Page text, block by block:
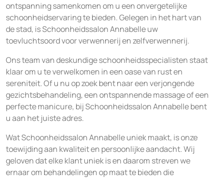
ontspanning samenkomen om u een onvergetelijke
schoonheidservaring te bieden. Gelegen in het hart van
de stad, is Schoonheidssalon Annabelle uw
toevluchtsoord voor verwennerij en zelfverwennerij.
Ons team van deskundige schoonheidsspecialisten staat
klaar om u te verwelkomen in een oase van rust en
sereniteit. Of u nu op zoek bent naar een verjongende
gezichtsbehandeling, een ontspannende massage of een
perfecte manicure, bij Schoonheidssalon Annabelle bent
u aan het juiste adres.
Wat Schoonheidssalon Annabelle uniek maakt, is onze
toewijding aan kwaliteit en persoonlijke aandacht. Wij
geloven dat elke klant uniek is en daarom streven we
ernaar om behandelingen op maat te bieden die